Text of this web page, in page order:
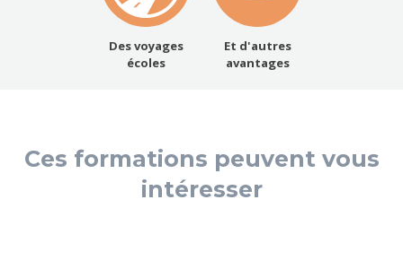
Des voyages
écoles
Et d'autres
avantages
Ces formations peuvent vous
intéresser